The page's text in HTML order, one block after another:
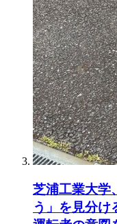
芝浦工業大学
う」を見分け